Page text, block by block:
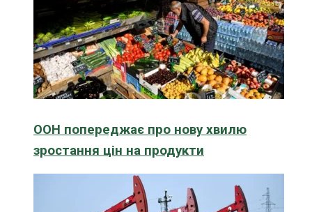
ООН попереджає про нову хвилю
зростання цін на продукти